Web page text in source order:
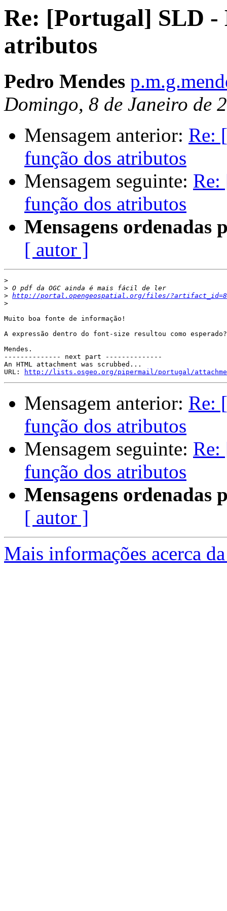
Re: [Portugal] SLD -
atributos
Pedro Mendes
Domingo, 8 de Janeiro de
Mensagem anterior: Re:
função dos atributos
Mensagem seguinte:
função dos atributos
Mensagens ordenadas
[ autor ]
>
>
> http://portal.opengeospatial.org/files/
>
Muito boa fonte de informação!
A expressão dentro do font-size resultou como esperado?
Mendes.
-------------- next part --------------
An HTML attachment was scrubbed...
URL:
http://lists.osgeo.org/pipermail/portugal/
Mensagem anterior: Re:
função dos atributos
Mensagem seguinte:
função dos atributos
Mensagens ordenadas
[ autor ]
Mais informações acerca